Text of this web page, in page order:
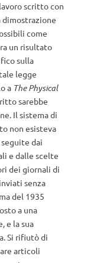
scritto con
dimostrazione
come
un risultato
sulla
legge
a The Physical
sarebbe
Il sistema di
non esisteva
dai
e dalle scelte
dei giornali di
senza
del 1935
a una
e la sua
Si rifiutò di
articoli